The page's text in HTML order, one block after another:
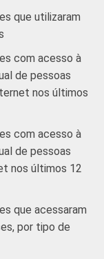
que utilizaram
com acesso à
de pessoas
nos últimos
com acesso à
de pessoas
nos últimos 12
que acessaram
por tipo de